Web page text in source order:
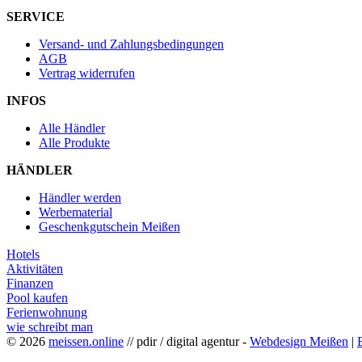
SERVICE
Versand- und Zahlungsbedingungen
AGB
Vertrag widerrufen
INFOS
Alle Händler
Alle Produkte
HÄNDLER
Händler werden
Werbematerial
Geschenkgutschein Meißen
Hotels
Aktivitäten
Finanzen
Pool kaufen
Ferienwohnung
wie schreibt man
© 2026 meissen.online // pdir / digital agentur - Webdesign Meißen |